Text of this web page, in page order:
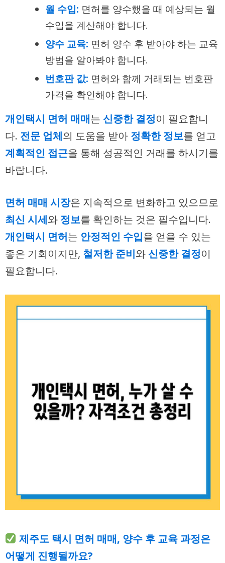
월 수입: 면허를 양수했을 때 예상되는 월
수입을 계산해야 합니다.
양수 교육: 면허 양수 후 받아야 하는 교육
방법을 알아봐야 합니다.
번호판 값: 면허와 함께 거래되는 번호판
가격을 확인해야 합니다.
개인택시 면허 매매는 신중한 결정이 필요합니
다. 전문 업체의 도움을 받아 정확한 정보를 얻고
계획적인 접근을 통해 성공적인 거래를 하시기를
바랍니다.
면허 매매 시장은 지속적으로 변화하고 있으므로
최신 시세와 정보를 확인하는 것은 필수입니다.
개인택시 면허는 안정적인 수입을 얻을 수 있는
좋은 기회이지만, 철저한 준비와 신중한 결정이
필요합니다.
제주도 택시 면허 매매, 양수 후 교육 과정은
어떻게 진행될까요?